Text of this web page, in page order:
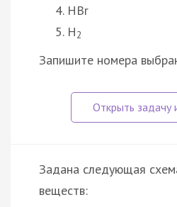
HBr
H2
Запишите номера
Задана следующая
веществ: